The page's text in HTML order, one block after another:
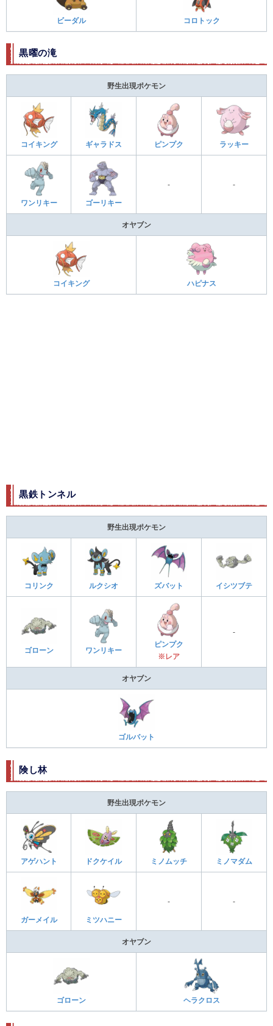
ビーダル コロトック
黒曜の滝
野生出現ポケモン
コイキング ギャラドス ピンプク ラッキー
ワンリキー ゴーリキー
- -
オヤブン
コイキング ハピナス
黒鉄トンネル
野生出現ポケモン
コリンク ルクシオ ズバット イシツブテ
ゴローン ワンリキー
ピンプク
※レア
-
オヤブン
ゴルバット
険し林
野生出現ポケモン
アゲハント ドクケイル ミノムッチ ミノマダム
ガーメイル ミツハニー
- -
オヤブン
ゴローン ヘラクロス